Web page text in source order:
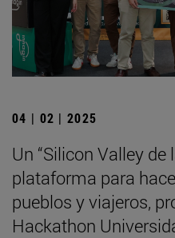
04 | 02 | 2025
Un “Silicon Valley
plataforma para
pueblos y viajeros,
Hackathon